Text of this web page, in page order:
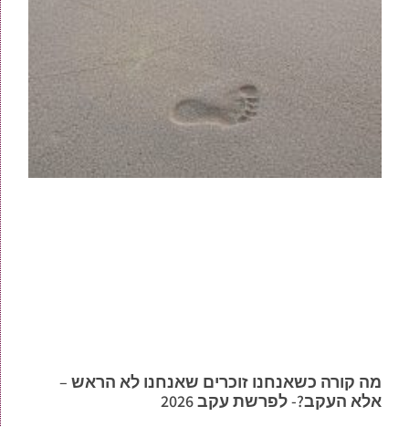
מה קורה כשאנחנו זוכרים שאנחנו לא הראש –
אלא העקב?- לפרשת עקב 2026